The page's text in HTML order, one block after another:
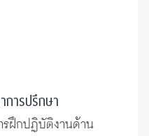
ารปรึกษา
รฝึกปฏิบัติงานด้าน